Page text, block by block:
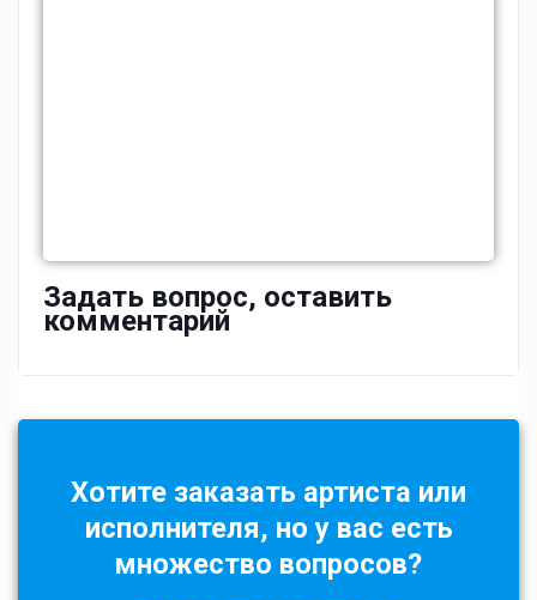
Задать вопрос, оставить
комментарий
Хотите заказать артиста или
исполнителя, но у вас есть
множество вопросов?